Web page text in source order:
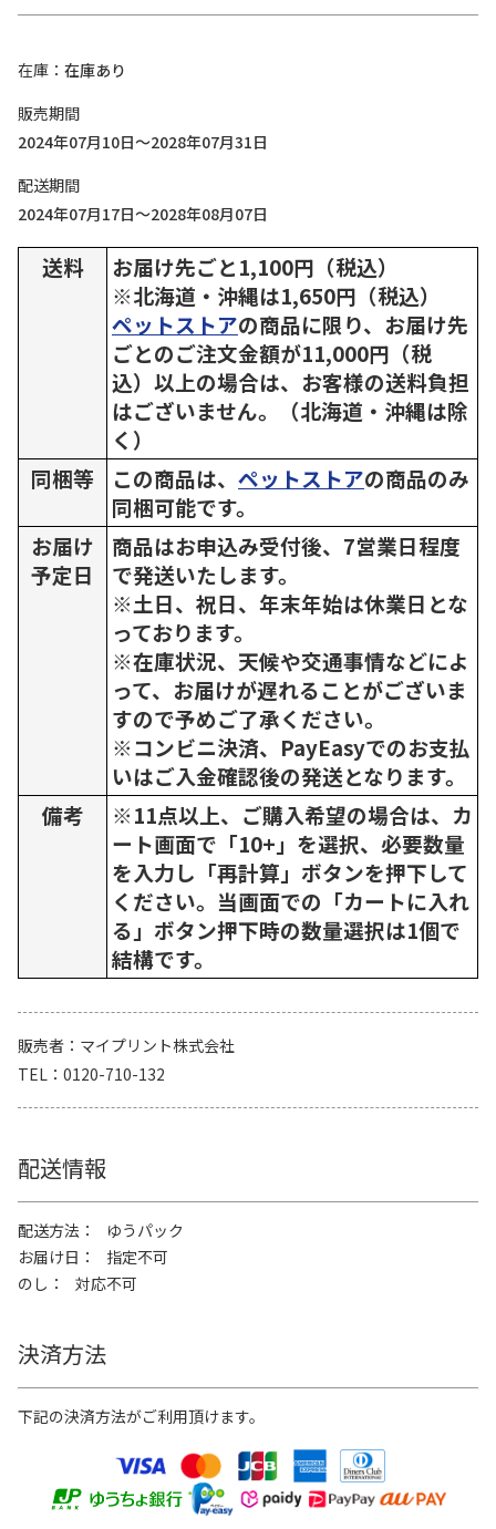
在庫
在庫あり
販売期間
2024年07月10日～2028年07月31日
配送期間
2024年07月17日～2028年08月07日
送料
お届け先ごと1,100円（税込）
※北海道・沖縄は1,650円（税込）
ペットストアの商品に限り、お届け先
ごとのご注文金額が11,000円（税
込）以上の場合は、お客様の送料負担
はございません。（北海道・沖縄は除
く）
同梱等
この商品は、 ペットストアの商品のみ
同梱可能です。
お届け
予定日
商品はお申込み受付後、7営業日程度
で発送いたします。
※土日、祝日、年末年始は休業日とな
っております。
※在庫状況、天候や交通事情などによ
って、お届けが遅れることがございま
すので予めご了承ください。
※コンビニ決済、PayEasyでのお支払
いはご入金確認後の発送となります。
備考
※11点以上、ご購入希望の場合は、カ
ート画面で「10+」を選択、必要数量
を入力し「再計算」ボタンを押下して
ください。当画面での「カートに入れ
る」ボタン押下時の数量選択は1個で
結構です。
販売者
マイプリント株式会社
TEL
0120-710-132
配送情報
配送方法
ゆうパック
お届け日
指定不可
のし
対応不可
決済方法
下記の決済方法がご利用頂けます。